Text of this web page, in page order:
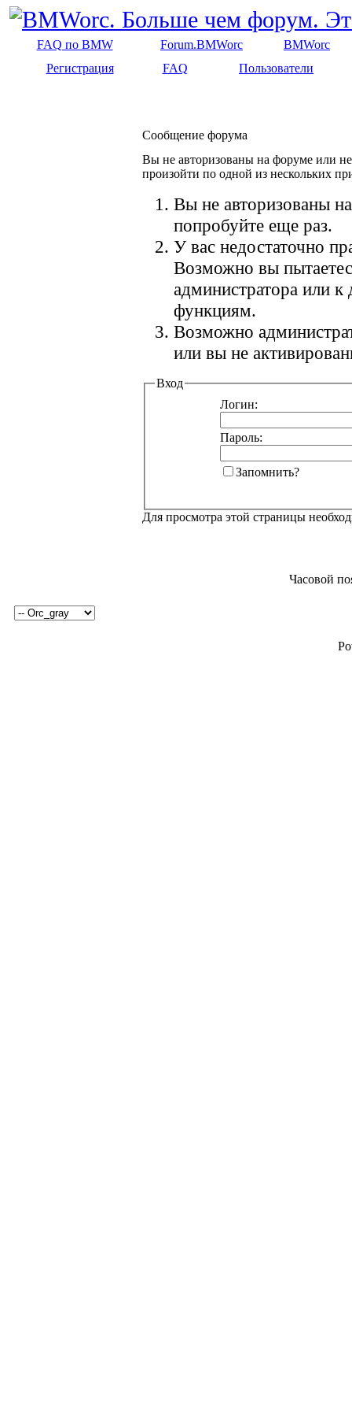
FAQ по BMW Forum.BMWorc
BMWorc
Регистрация
FAQ Пользователи
Сообщение форума
Вы не авторизованы на форуме или
произойти по одной из нескольких
Вы не авторизованы
попробуйте еще раз.
У вас недостаточно
Возможно вы
администратора или
функциям.
Возможно
или вы не
Вход
Логин:
Пароль:
Запомнить?
Для просмотра этой страницы
Часовой